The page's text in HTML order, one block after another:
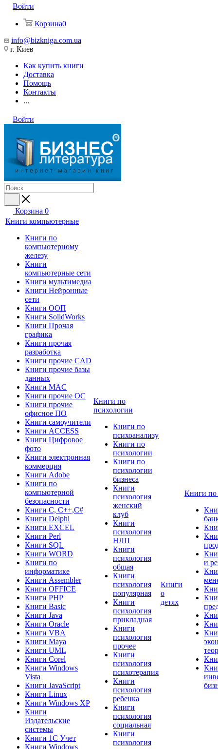
Войти
Корзина0
info@bizkniga.com.ua
г. Киев
Как купить книги
Доставка
Помощь
Контакты
...
Войти
Корзина 0
Книги компьютерные
Книги по
компьютерному
железу
Книги
компьютерные сети
Книги мультимедиа
Книги Нейронные
сети
Книги ООП
Книги SolidWorks
Книги Прочая
графика
Книги прочая
разработка
Книги прочие CAD
Книги прочие базы
данных
Книги MAC
Книги прочие ОС
Книги прочие
офисное ПО
Книги самоучители
Книги ACCESS
Книги Цифровое
фото
Книги электронная
коммерция
Книги Adobe
Книги по
компьютерной
безопасности
Книги C, C++,С#
Книги Delphi
Книги EXCEL
Книги Perl
Книги SQL
Книги WORD
Книги по
информатике
Книги Assembler
Книги OFFICE
Книги PHP
Книги Basic
Книги Java
Книги Oracle
Книги VBA
Книги Maya
Книги UML
Книги Corel
Книги Windows
Vista
Книги JavaScript
Книги Linux
Книги Windows XP
Книги
Издательские
системы
Книги 1C Учет
Книги Windows
Книги по
психологии
Книги по
психоанализу
Книги по
психологии
Книги по
психологии
бизнеса
Книги
психология
женский
клуб
Книги
психология
НЛП
Книги
психология
общая
Книги
психология
популярная
Книги
психология
прикладная
Книги
психология
прочее
Книги
психология
психотерапия
Книги
психология
ребенка
Книги
психология
социальная
Книги
психология
Книги
о
детях
Книги по
и